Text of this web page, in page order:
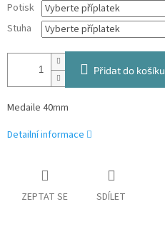
Potisk
Stuha
Přidat do košíku
Medaile 40mm
Detailní informace
ZEPTAT SE SDÍLET